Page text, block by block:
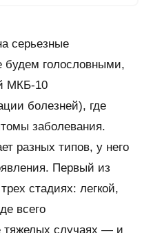
серьезные
будем голословными,
МКБ-10
болезней), где
заболевания.
разных типов, у него
Первый из
стадиях: легкой,
всего
тяжелых случаях — и